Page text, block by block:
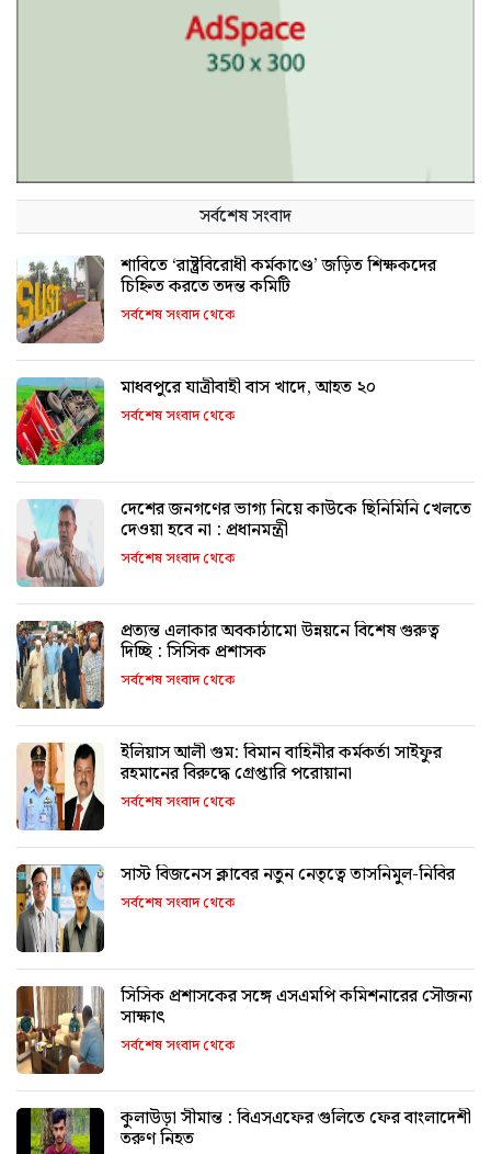
সর্বশেষ সংবাদ
শাবিতে ‘রাষ্ট্রবিরোধী কর্মকাণ্ডে’ জড়িত শিক্ষকদের
চিহ্নিত করতে তদন্ত কমিটি
সর্বশেষ সংবাদ থেকে
মাধবপুরে যাত্রীবাহী বাস খাদে, আহত ২০
সর্বশেষ সংবাদ থেকে
দেশের জনগণের ভাগ্য নিয়ে কাউকে ছিনিমিনি খেলতে
দেওয়া হবে না : প্রধানমন্ত্রী
সর্বশেষ সংবাদ থেকে
প্রত্যন্ত এলাকার অবকাঠামো উন্নয়নে বিশেষ গুরুত্ব
দিচ্ছি : সিসিক প্রশাসক
সর্বশেষ সংবাদ থেকে
ইলিয়াস আলী গুম: বিমান বাহিনীর কর্মকর্তা সাইফুর
রহমানের বিরুদ্ধে গ্রেপ্তারি পরোয়ানা
সর্বশেষ সংবাদ থেকে
সাস্ট বিজনেস ক্লাবের নতুন নেতৃত্বে তাসনিমুল-নিবির
সর্বশেষ সংবাদ থেকে
সিসিক প্রশাসকের সঙ্গে এসএমপি কমিশনারের সৌজন্য
সাক্ষাৎ
সর্বশেষ সংবাদ থেকে
কুলাউড়া সীমান্ত : বিএসএফের গুলিতে ফের বাংলাদেশী
তরুণ নিহত